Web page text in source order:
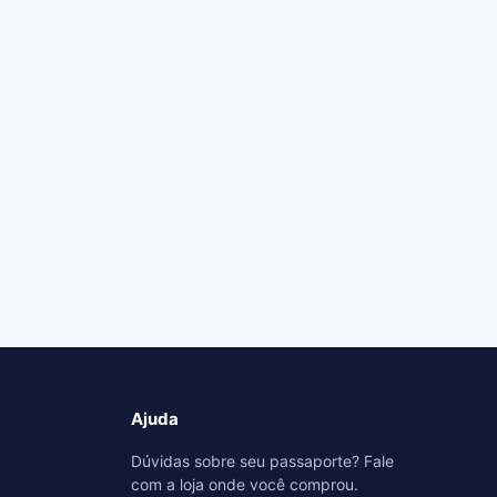
Ajuda
Dúvidas sobre seu passaporte? Fale
com a loja onde você comprou.